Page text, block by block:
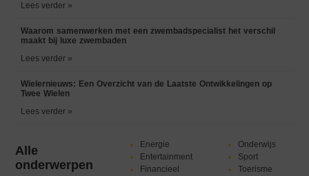
Alle
onderwerpen
Energie
Entertainment
Financieel
Onderwijs
Sport
Toerisme
Lees verder »
Waarom samenwerken met een zwembadspecialist het verschil
maakt bij luxe zwembaden
Lees verder »
Wielernieuws: Een Overzicht van de Laatste Ontwikkelingen op
Twee Wielen
Lees verder »